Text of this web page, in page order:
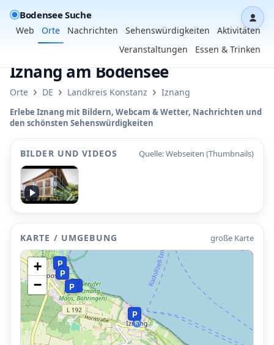
Bodensee Suche
Web Orte Nachrichten Sehenswürdigkeiten
Aktivitäten
Veranstaltungen
Essen & Trinken
Iznang am Bodensee
Orte › DE › Landkreis Konstanz › Iznang
Erlebe Iznang mit Bildern, Webcam & Wetter, Nachrichten und
den schönsten Sehenswürdigkeiten
BILDER UND VIDEOS Quelle: Webseiten (Thumbnails)
KARTE / UMGEBUNG große Karte
P
P
P P
P
P
P
P
P
P
P
•
+
−